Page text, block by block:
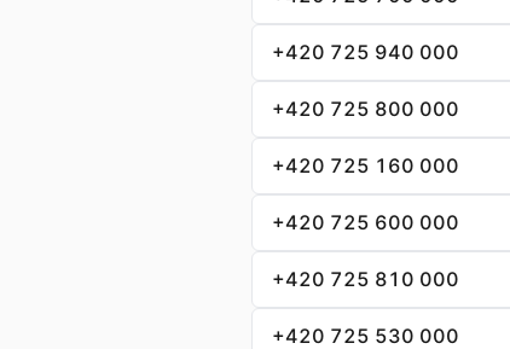
+420 725 940 000
+420 725 800 000
+420 725 160 000
+420 725 600 000
+420 725 810 000
+420 725 530 000